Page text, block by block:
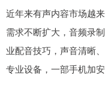
近年来有声内容市场越
需求不断扩大，音频录
业配音技巧，声音清晰
专业设备，一部手机加